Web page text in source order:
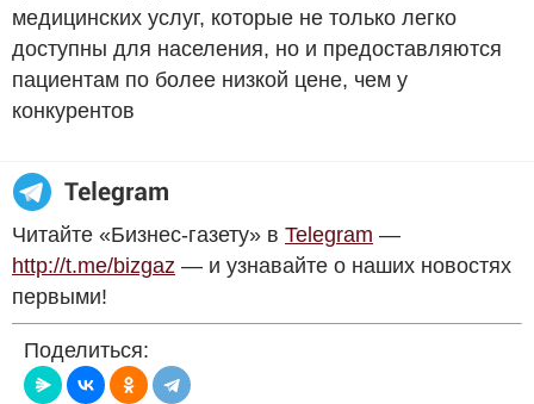
медицинских услуг, которые не только легко
доступны для населения, но и предоставляются
пациентам по более низкой цене, чем у
конкурентов
Читайте «Бизнес-газету» в Telegram —
http://t.me/bizgaz — и узнавайте о наших новостях
первыми!
Поделиться: